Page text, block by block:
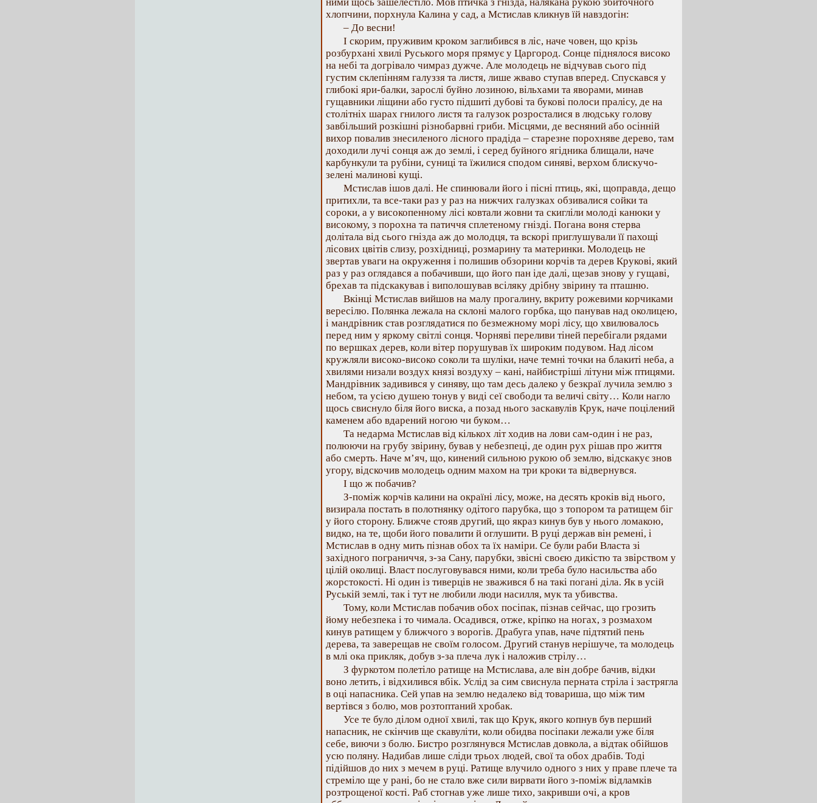
хлопчини, порхнула Калина у сад, а Мстислав кликнув їй навздогін:
– До весни!
І скорим, пруживим кроком заглибився в ліс, наче човен, що крізь
розбурхані хвилі Руського моря прямує у Царгород. Сонце піднялося високо
на небі та догрівало чимраз дужче. Але молодець не відчував сього під
густим склепінням галуззя та листя, лише жваво ступав вперед. Спускався у
глибокі яри-балки, зарослі буйно лозиною, вільхами та яворами, минав
гущавники ліщини або густо підшиті дубові та букові полоси пралісу, де на
столітніх шарах гнилого листя та галузок розросталися в людську голову
завбільший розкішні різнобарвні гриби. Місцями, де весняний або осінній
вихор повалив знесиленого лісного прадіда – старезне порохняве дерево, там
доходили лучі сонця аж до землі, і серед буйного ягідника блищали, наче
карбункули та рубіни, суниці та їжилися сподом синяві, верхом блискучо-
зелені малинові кущі.
Мстислав ішов далі. Не спинювали його і пісні птиць, які, щоправда, дещо
притихли, та все-таки раз у раз на нижчих галузках обзивалися сойки та
сороки, а у високопенному лісі ковтали жовни та скигліли молоді канюки у
високому, з порохна та патиччя сплетеному гнізді. Погана воня стерва
долітала від сього гнізда аж до молодця, та вскорі приглушували її пахощі
лісових цвітів слизу, розхідниці, розмарину та материнки. Молодець не
звертав уваги на окруження і полишив обзорини корчів та дерев Крукові, який
раз у раз оглядався а побачивши, що його пан іде далі, щезав знову у гущаві,
брехав та підскакував і виполошував всіляку дрібну звірину та пташню.
Вкінці Мстислав вийшов на малу прогалину, вкриту рожевими корчиками
вересілю. Полянка лежала на склоні малого горбка, що панував над околицею,
і мандрівник став розглядатися по безмежному морі лісу, що хвилювалось
перед ним у яркому світлі сонця. Чорняві переливи тіней перебігали рядами
по вершках дерев, коли вітер порушував їх широким подувом. Над лісом
кружляли високо-високо соколи та шуліки, наче темні точки на блакиті неба, а
хвилями низали воздух князі воздуху – кані, найбистріші літуни між птицями.
Мандрівник задивився у синяву, що там десь далеко у безкраї лучила землю з
небом, та усією душею тонув у виді сеї свободи та величі світу… Коли нагло
щось свиснуло біля його виска, а позад нього заскавулів Крук, наче поцілений
каменем або вдарений ногою чи буком…
Та недарма Мстислав від кількох літ ходив на лови сам-один і не раз,
полюючи на грубу звірину, бував у небезпеці, де один рух рішав про життя
або смерть. Наче м’яч, що, кинений сильною рукою об землю, відскакує знов
угору, відскочив молодець одним махом на три кроки та відвернувся.
І що ж побачив?
З-поміж корчів калини на окраїні лісу, може, на десять кроків від нього,
визирала постать в полотнянку одітого парубка, що з топором та ратищем біг
у його сторону. Ближче стояв другий, що якраз кинув був у нього ломакою,
видко, на те, щоби його повалити й оглушити. В руці держав він ремені, і
Мстислав в одну мить пізнав обох та їх наміри. Се були раби Власта зі
західного пограниччя, з-за Сану, парубки, звісні своєю дикістю та звірством у
цілій околиці. Власт послуговувався ними, коли треба було насильства або
жорстокості. Ні один із тиверців не зважився б на такі погані діла. Як в усій
Руській землі, так і тут не любили люди насилля, мук та убивства.
Тому, коли Мстислав побачив обох посіпак, пізнав сейчас, що грозить
йому небезпека і то чимала. Осадився, отже, кріпко на ногах, з розмахом
кинув ратищем у ближчого з ворогів. Драбуга упав, наче підтятий пень
дерева, та заверещав не своїм голосом. Другий станув нерішуче, та молодець
в млі ока прикляк, добув з-за плеча лук і наложив стрілу…
З фуркотом полетіло ратище на Мстислава, але він добре бачив, відки
воно летить, і відхилився вбік. Услід за сим свиснула перната стріла і застрягла
в оці напасника. Сей упав на землю недалеко від товариша, що між тим
вертівся з болю, мов розтоптаний хробак.
Усе те було ділом одної хвилі, так що Крук, якого копнув був перший
напасник, не скінчив ще скавуліти, коли обидва посіпаки лежали уже біля
себе, виючи з болю. Бистро розглянувся Мстислав довкола, а відтак обійшов
усю поляну. Надибав лише сліди трьох людей, свої та обох драбів. Тоді
підійшов до них з мечем в руці. Ратище влучило одного з них у праве плече та
стреміло ще у рані, бо не стало вже сили вирвати його з-поміж відламків
розтрощеної кості. Раб стогнав уже лише тихо, закривши очі, а кров